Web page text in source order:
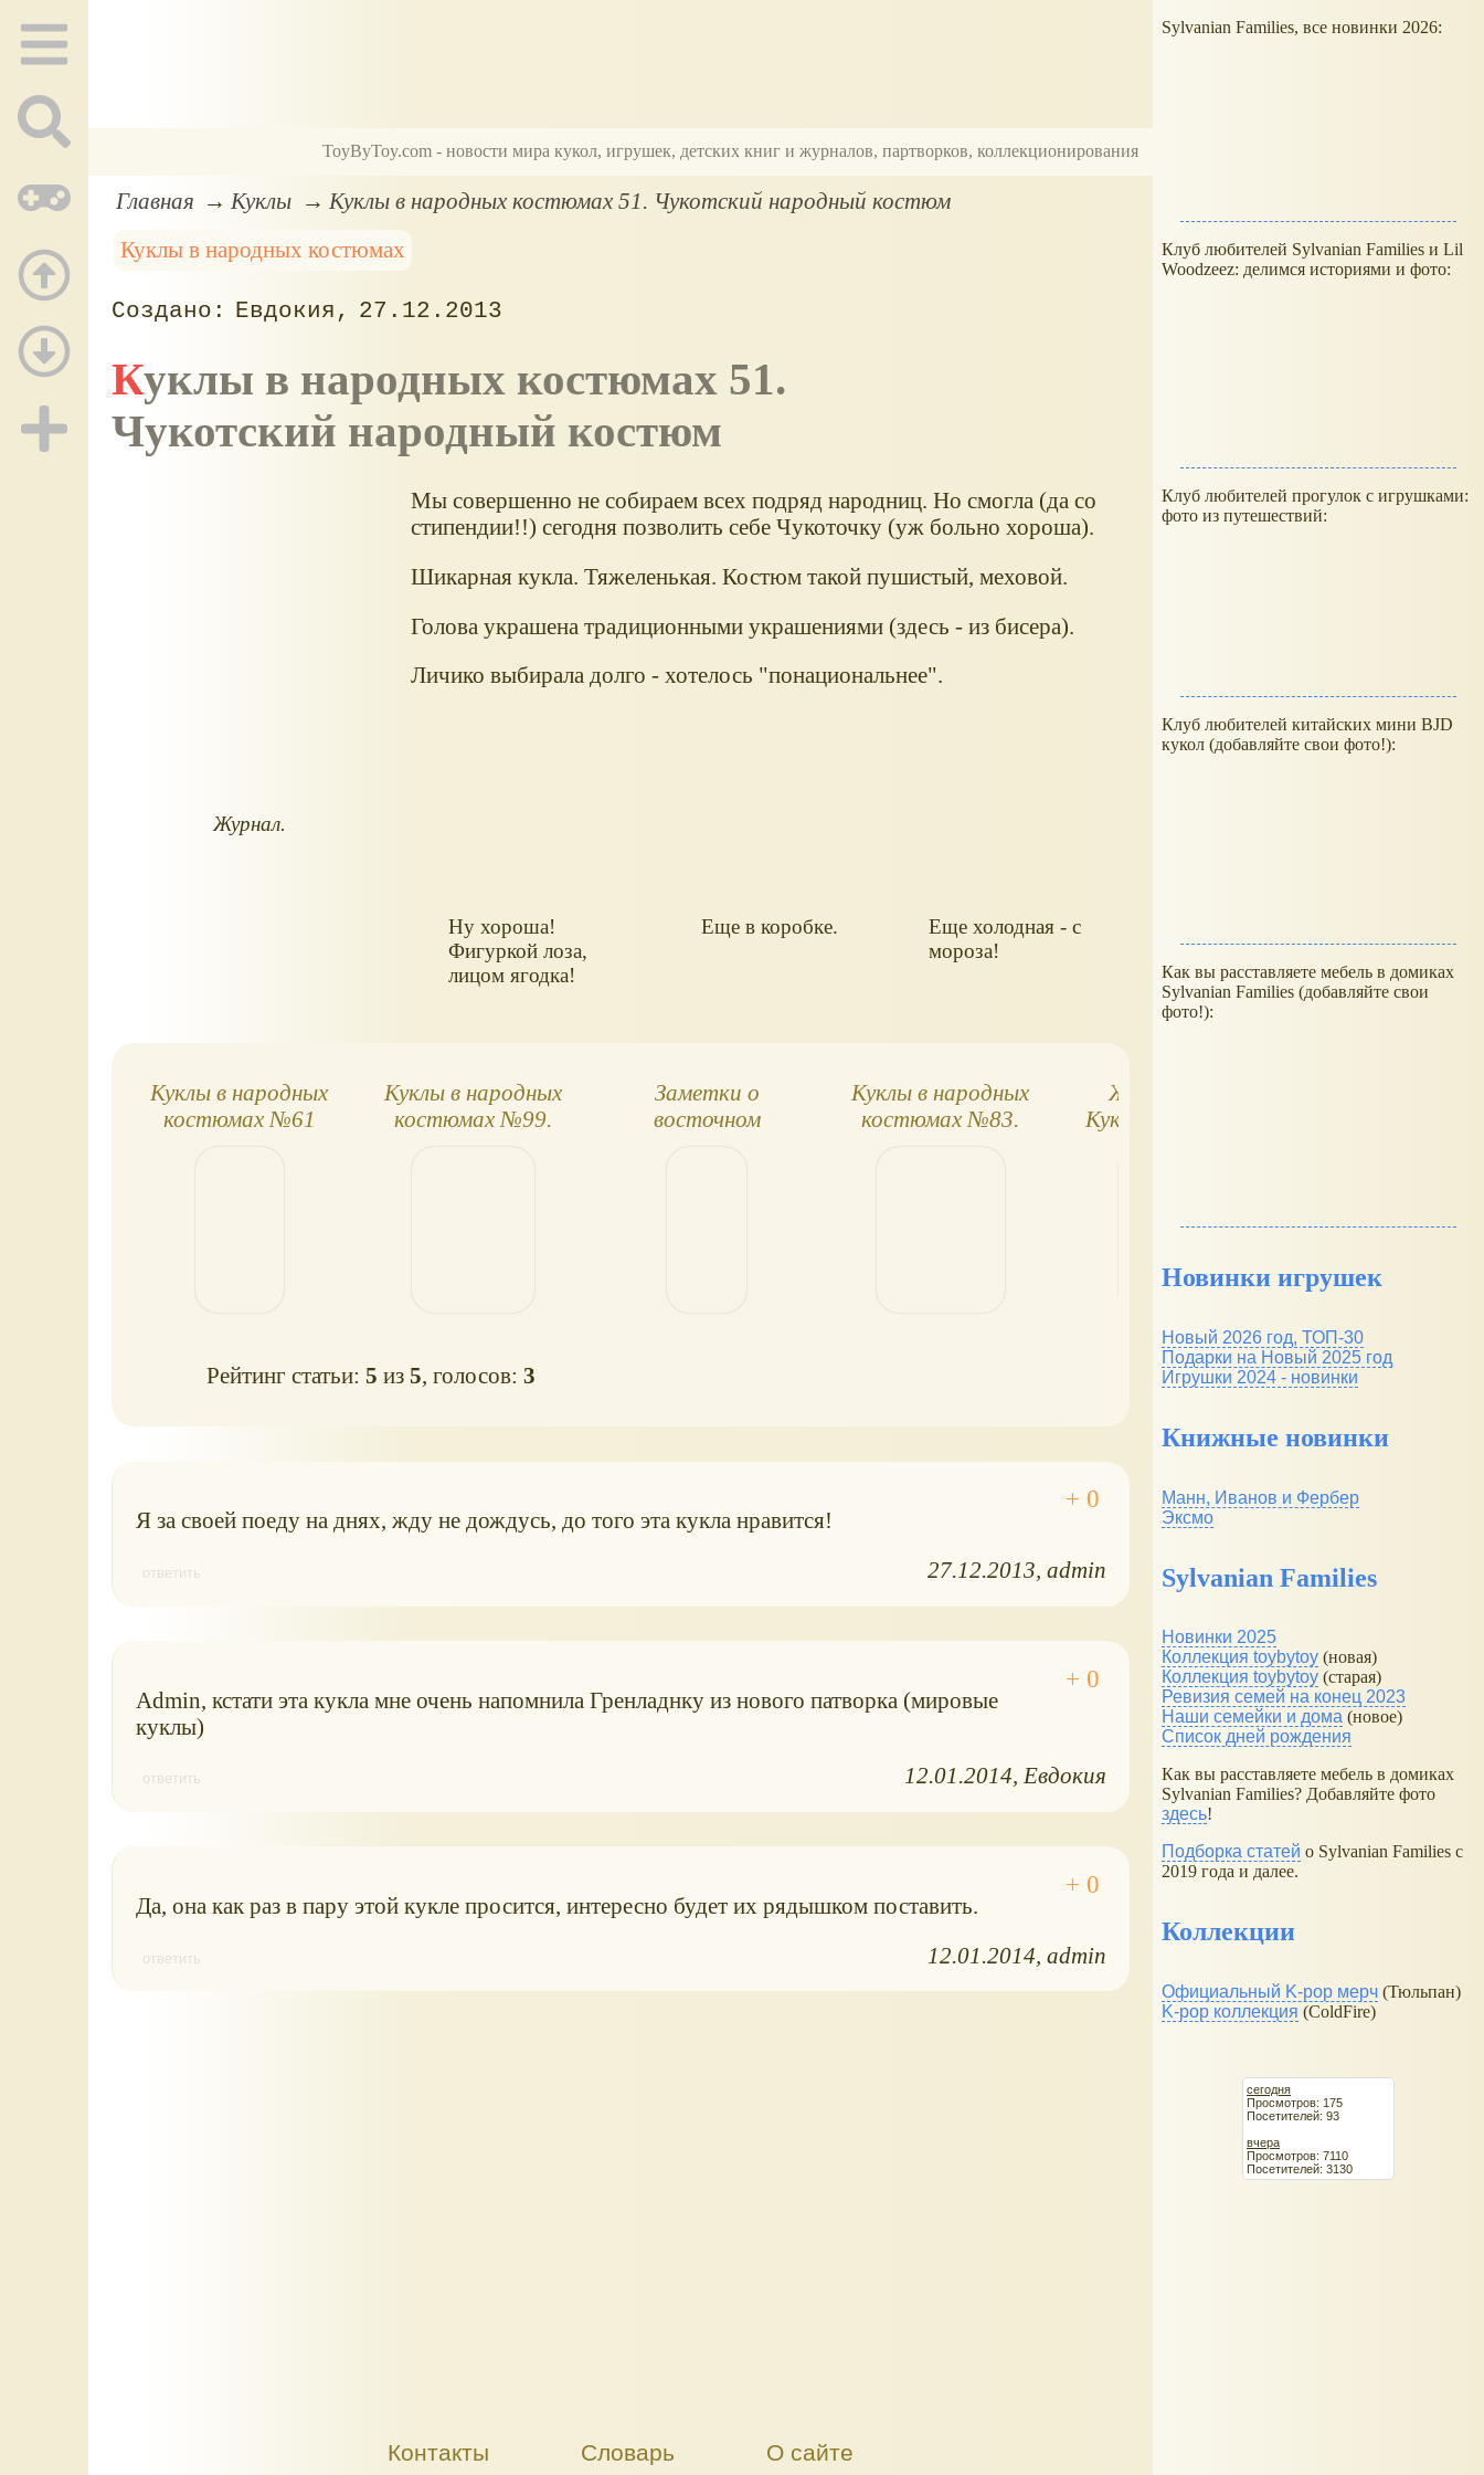
ToyByToy.com - новости мира кукол, игрушек, детских книг и журналов, партворков, коллекционирования
Главная Куклы
Куклы в народных костюмах 51. Чукотский народный костюм
Куклы в народных костюмах
Евдокия 27.12.2013
Куклы в народных костюмах 51.
Чукотский народный костюм
Журнал.
Мы совершенно не собираем всех подряд народниц. Но смогла (да со
стипендии!!) сегодня позволить себе Чукоточку (уж больно хороша).
Шикарная кукла. Тяжеленькая. Костюм такой пушистый, меховой.
Голова украшена традиционными украшениями (здесь - из бисера).
Личико выбирала долго - хотелось "понациональнее".
Ну хороша!
Фигуркой лоза,
лицом ягодка!
Еще в коробке.
Еще холодная - с
мороза!
Куклы в народных
костюмах №61
Куклы в народных
костюмах №99.
Заметки о
восточном
Куклы в народных
костюмах №83.
Живая кукла.
Куклы в народных
Рейтинг статьи:5 из5, голосов:3
Я за своей поеду на днях, жду не дождусь, до того эта кукла нравится!
ответить 27.12.2013 admin
Admin, кстати эта кукла мне очень напомнила Гренладнку из нового патворка (мировые
куклы)
ответить 12.01.2014 Евдокия
Да, она как раз в пару этой кукле просится, интересно будет их рядышком поставить.
ответить 12.01.2014 admin
Контакты Словарь О сайте
Sylvanian Families, все новинки 2026:
Клуб любителей Sylvanian Families и Lil
Woodzeez: делимся историями и фото:
Клуб любителей прогулок с игрушками:
фото из путешествий:
Клуб любителей китайских мини BJD
кукол (добавляйте свои фото!):
Как вы расставляете мебель в домиках
Sylvanian Families (добавляйте свои
фото!):
Новинки игрушек
Новый 2026 год, ТОП-30
Подарки на Новый 2025 год
Игрушки 2024 - новинки
Книжные новинки
Манн, Иванов и Фербер
Эксмо
Sylvanian Families
Новинки 2025
Коллекция toybytoy (новая)
Коллекция toybytoy (старая)
Ревизия семей на конец 2023
Наши семейки и дома (новое)
Список дней рождения
Как вы расставляете мебель в домиках
Sylvanian Families? Добавляйте фото
здесь!
Подборка статей о Sylvanian Families с
2019 года и далее.
Коллекции
Официальный K-pop мерч (Тюльпан)
K-pop коллекция (ColdFire)
сегодня
Просмотров: 175
Посетителей: 93
вчера
Просмотров: 7110
Посетителей: 3130